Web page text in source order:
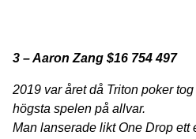
3 – Aaron Zang $16 754 497
2019 var året då Triton poker
högsta spelen på allvar.
Man lanserade likt One Drop ett